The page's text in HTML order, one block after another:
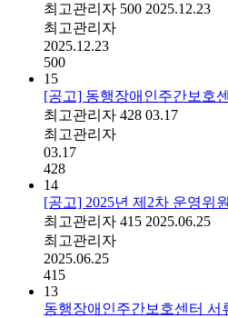
최고관리자 500 2025.12.23
최고관리자
2025.12.23
500
15
[공고] 동행장애인주간보호
최고관리자 428 03.17
최고관리자
03.17
428
14
[공고] 2025년 제2차 운영위
최고관리자 415 2025.06.25
최고관리자
2025.06.25
415
13
동행장애인주간보호센터 서